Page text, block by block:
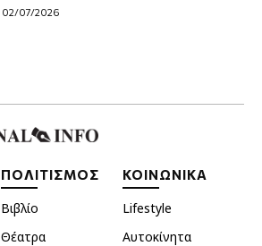
02/07/2026
ΠΟΛΙΤΙΣΜΟΣ
Βιβλίο
Θέατρα
ΚΟΙΝΩΝΙΚΑ
Lifestyle
Αυτοκίνητα